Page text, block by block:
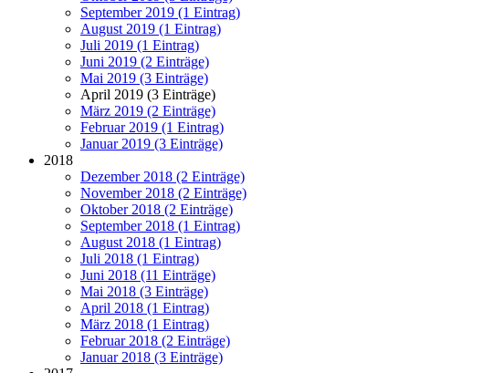
September 2019 (1 Eintrag)
August 2019 (1 Eintrag)
Juli 2019 (1 Eintrag)
Juni 2019 (2 Einträge)
Mai 2019 (3 Einträge)
April 2019 (3 Einträge)
März 2019 (2 Einträge)
Februar 2019 (1 Eintrag)
Januar 2019 (3 Einträge)
2018
Dezember 2018 (2 Einträge)
November 2018 (2 Einträge)
Oktober 2018 (2 Einträge)
September 2018 (1 Eintrag)
August 2018 (1 Eintrag)
Juli 2018 (1 Eintrag)
Juni 2018 (11 Einträge)
Mai 2018 (3 Einträge)
April 2018 (1 Eintrag)
März 2018 (1 Eintrag)
Februar 2018 (2 Einträge)
Januar 2018 (3 Einträge)